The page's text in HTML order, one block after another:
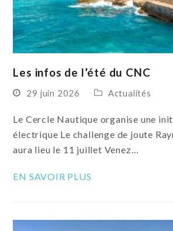
Les infos de l’été du CNC
29 juin 2026 Actualités
Le Cercle Nautique organise une
électrique Le challenge de joute
aura lieu le 11 juillet Venez…
EN SAVOIR PLUS